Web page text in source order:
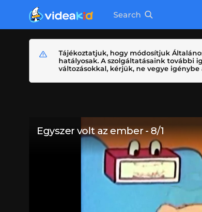
Search
Tájékoztatjuk, hogy módosítjuk
hatályosak. A szolgáltatásaink további
változásokkal, kérjük, ne vegye